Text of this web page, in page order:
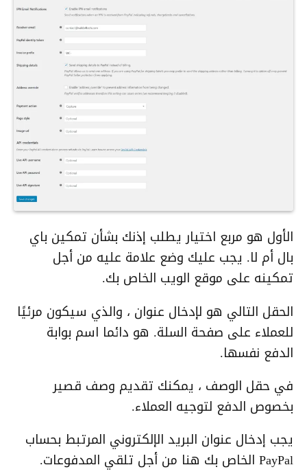
الأول هو مربع اختيار يطلب إذنك بشأن تمكين باي
بال أم لا. يجب عليك وضع علامة عليه من أجل
تمكينه على موقع الويب الخاص بك.
الحقل التالي هو لإدخال عنوان ، والذي سيكون مرئيًا
للعملاء على صفحة السلة. هو دائما اسم بوابة
الدفع نفسها.
في حقل الوصف ، يمكنك تقديم وصف قصير
بخصوص الدفع لتوجيه العملاء.
يجب إدخال عنوان البريد الإلكتروني المرتبط بحساب
PayPal الخاص بك هنا من أجل تلقي المدفوعات.